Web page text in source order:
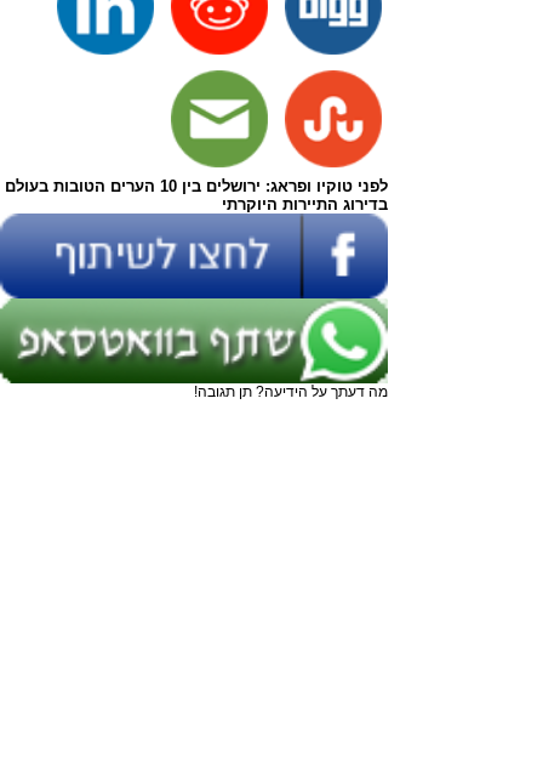
לפני טוקיו ופראג: ירושלים בין 10 הערים הטובות בעולם
בדירוג התיירות היוקרתי
מה דעתך על הידיעה? תן תגובה!